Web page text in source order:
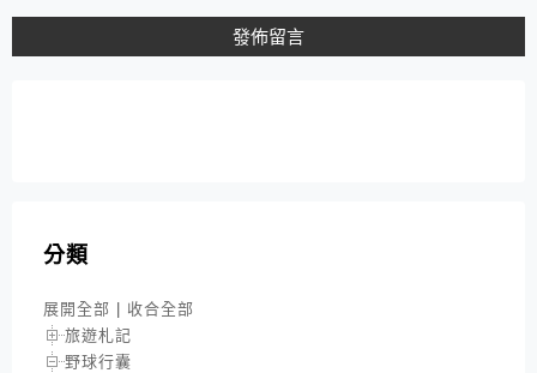
分類
展開全部 | 收合全部
旅遊札記
野球行囊